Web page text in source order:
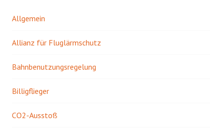
Allgemein
Allianz für Fluglärmschutz
Bahnbenutzungsregelung
Billigflieger
CO2-Ausstoß